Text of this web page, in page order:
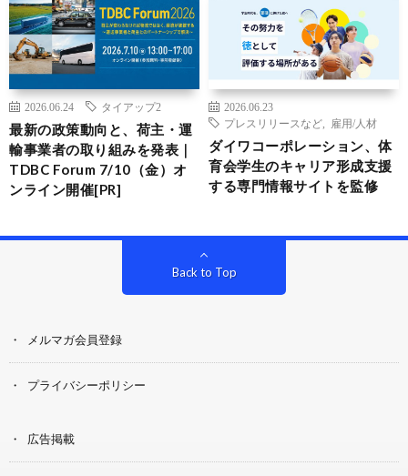
2026.06.24 タイアップ2
最新の政策動向と、荷主・運
輸事業者の取り組みを発表｜
TDBC Forum 7/10（金）オ
ンライン開催[PR]
2026.06.23
プレスリリースなど
雇用/人材
ダイワコーポレーション、体
育会学生のキャリア形成支援
する専門情報サイトを監修
Back to Top
メルマガ会員登録
プライバシーポリシー
広告掲載